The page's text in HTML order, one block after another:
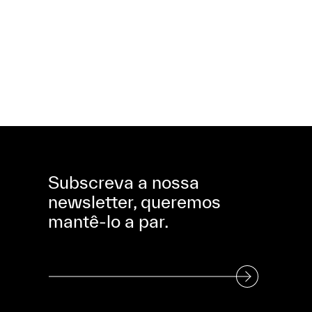
Subscreva a nossa
newsletter, queremos
mantê-lo a par.
Subscreva a nossa Newsletter